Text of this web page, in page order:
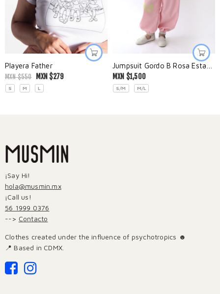
Playera Father
MXN $550 MXN $279
S M L
MXN $1,500
S/M M/L
¡Say Hi!
hola@musmin.mx
¡Call us!
56 1999 0376
--> Contacto
Clothes created under the influence of psychotropics ☻
📍 Based in CDMX.